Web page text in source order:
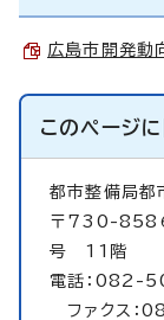
広島市開発動
このページ
都市整備局
〒730-8586
号 11階
電話：082-
ファクス